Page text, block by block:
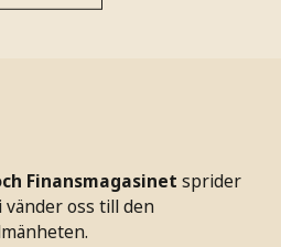
Finansmagasinet sprider
vänder oss till den